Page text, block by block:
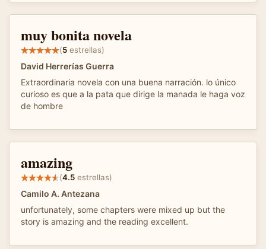
muy bonita novela
(5 estrellas)
David Herrerías Guerra
Extraordinaria novela con una buena narración. lo único
curioso es que a la pata que dirige la manada le haga voz
de hombre
amazing
(4.5 estrellas)
Camilo A. Antezana
unfortunately, some chapters were mixed up but the
story is amazing and the reading excellent.